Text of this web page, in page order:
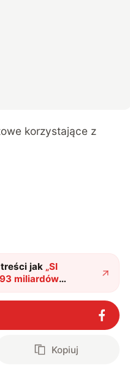
korzystające z
jak „SI
miliardów
Kopiuj